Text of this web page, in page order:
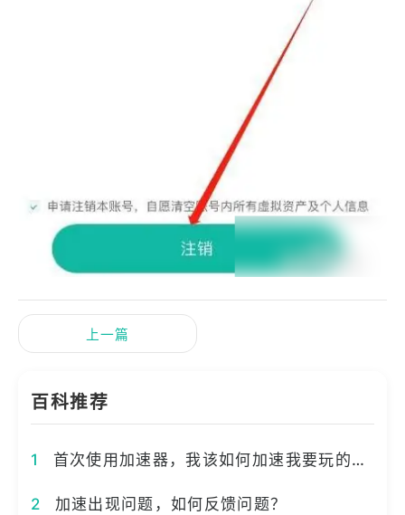
上一篇
百科推荐
1 首次使用加速器，我该如何加速我要玩的游戏？
2 加速出现问题，如何反馈问题？